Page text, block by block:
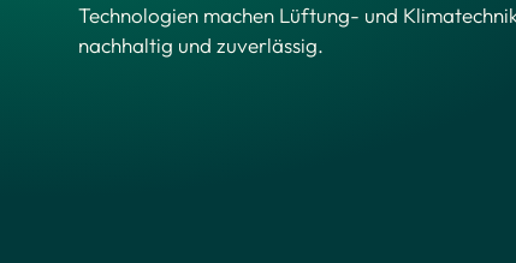
Technologien machen Lüftung- und
nachhaltig und zuverlässig.